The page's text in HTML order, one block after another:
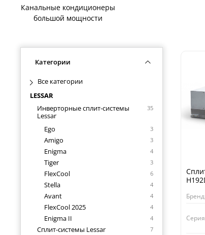
Канальные кондиционеры
большой мощности
Бренд:
Категории
Все категории
LESSAR
Инверторные сплит-системы
Lessar
35
Ego 3
Amigo 3
Enigma 4
Tiger 3
FlexCool 6
Stella 4
Avant 4
FlexCool 2025 4
Enigma II 4
Сплит-системы Lessar 7